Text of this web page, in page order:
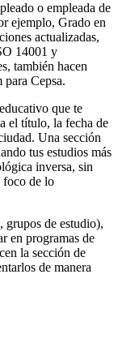
o empleada de
ejemplo, Grado en
actualizadas,
14001 y
también hacen
Cepsa.
que te
el título, la fecha de
Una sección
tus estudios más
inversa, sin
foco de lo
grupos de estudio),
en programas de
la sección de
de manera